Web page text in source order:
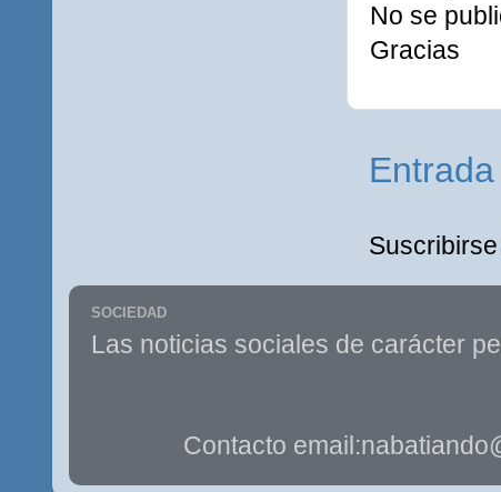
No se
Gracias
SOCIEDAD
Las noticias sociales de carácter
Contacto